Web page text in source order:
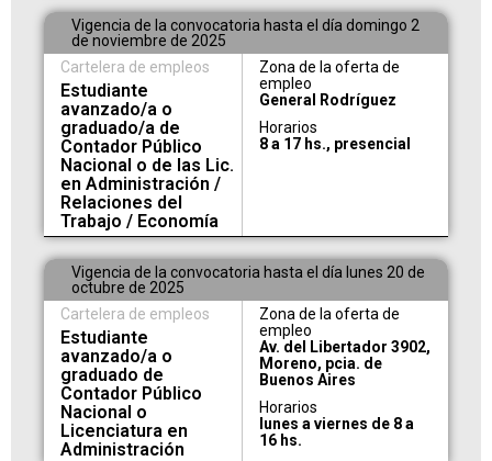
Vigencia de la convocatoria hasta el día domingo 2
de noviembre de 2025
Cartelera de empleos
Estudiante
avanzado/a o
graduado/a de
Contador Público
Nacional o de las Lic.
en Administración /
Relaciones del
Trabajo / Economía
Zona de la oferta de
empleo
General Rodríguez
Horarios
8 a 17 hs., presencial
Vigencia de la convocatoria hasta el día lunes 20 de
octubre de 2025
Cartelera de empleos
Estudiante
avanzado/a o
graduado de
Contador Público
Nacional o
Licenciatura en
Administración
Zona de la oferta de
empleo
Av. del Libertador 3902,
Moreno, pcia. de
Buenos Aires
Horarios
lunes a viernes de 8 a
16 hs.